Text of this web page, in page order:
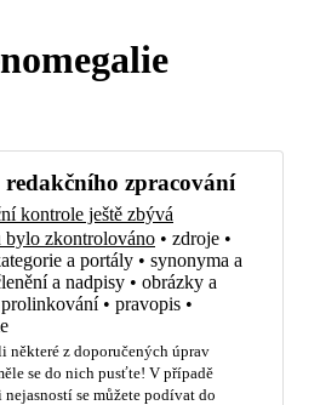
redakčního zpracování
kontrole ještě zbývá
bylo zkontrolováno • zdroje •
a portály • synonyma a
a nadpisy • obrázky a
prolinkování• pravopis •
některé z doporučených úprav
se do nich pusťte! V případě
se můžete podívat do